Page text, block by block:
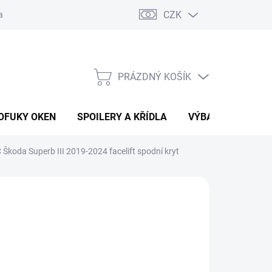
osobních údajů Vracení zboží a reklamace
CZK
NÁKUPNÍ
PRÁZDNÝ KOŠÍK
OKEN SPOILERY A KŘÍDLA VÝBAVA AUTA
Škoda Superb III 2019-2024 facelift spodní kryt